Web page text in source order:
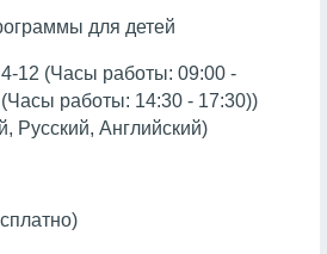
для детей
12 (Часы работы: 09:00 -
работы: 14:30 - 17:30))
Русский, Английский)